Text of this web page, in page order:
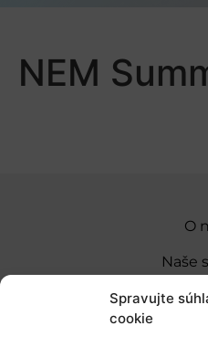
Spravujte
cookie
NEM
O
Naše